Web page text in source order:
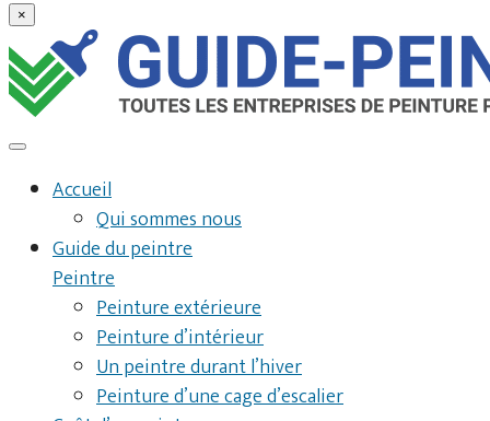
×
Accueil
Qui sommes nous
Guide du peintre
Peintre
Peinture extérieure
Peinture d’intérieur
Un peintre durant l’hiver
Peinture d’une cage d’escalier